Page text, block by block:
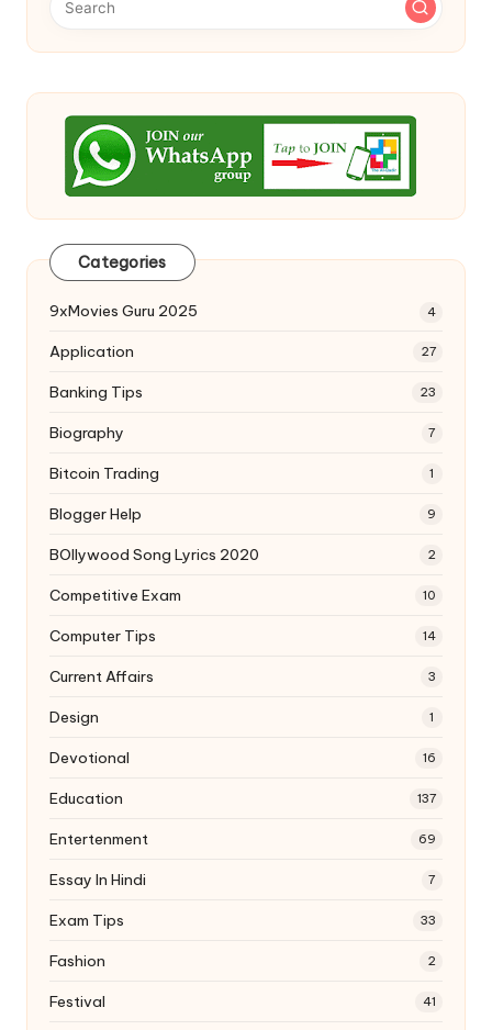
Categories
9xMovies Guru 2025 4
Application 27
Banking Tips 23
Biography 7
Bitcoin Trading 1
Blogger Help 9
BOllywood Song Lyrics 2020 2
Competitive Exam 10
Computer Tips 14
Current Affairs 3
Design 1
Devotional 16
Education 137
Entertenment 69
Essay In Hindi 7
Exam Tips 33
Fashion 2
Festival 41